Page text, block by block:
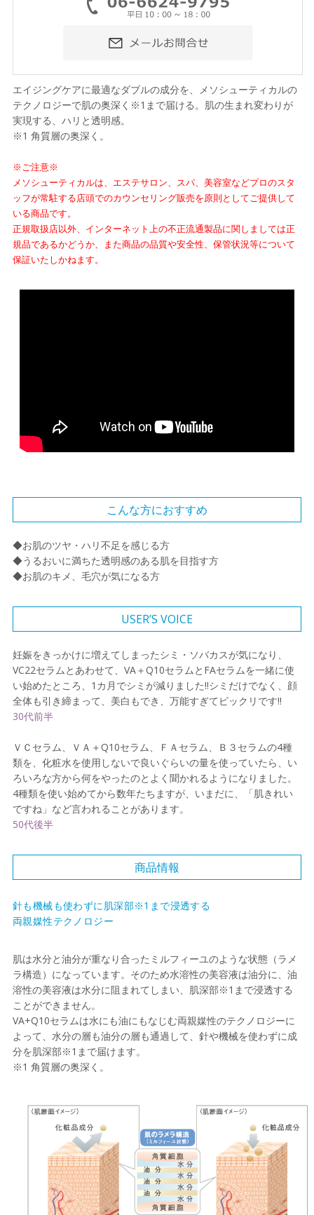
エイジングケアに最適なダブルの成分を、メソシューティカルの
テクノロジーで肌の奥深く※1まで届ける。肌の生まれ変わりが
実現する、ハリと透明感。
※1 角質層の奥深く。
※ご注意※
メソシューティカルは、エステサロン、スパ、美容室などプロのスタ
ッフが常駐する店頭でのカウンセリング販売を原則としてご提供して
いる商品です。
正規取扱店以外、インターネット上の不正流通製品に関しましては正
規品であるかどうか、また商品の品質や安全性、保管状況等について
保証いたしかねます。
こんな方におすすめ
◆お肌のツヤ・ハリ不足を感じる方
◆うるおいに満ちた透明感のある肌を目指す方
◆お肌のキメ、毛穴が気になる方
USER’S VOICE
妊娠をきっかけに増えてしまったシミ・ソバカスが気になり、
VC22セラムとあわせて、VA＋Q10セラムとFAセラムを一緒に使
い始めたところ、1カ月でシミが減りました‼シミだけでなく、顔
全体も引き締まって、美白もでき、万能すぎてビックリです‼
30代前半
ＶＣセラム、ＶＡ＋Q10セラム、ＦＡセラム、Ｂ３セラムの4種
類を、化粧水を使用しないで良いぐらいの量を使っていたら、い
ろいろな方から何をやったのとよく聞かれるようになりました。
4種類を使い始めてから数年たちますが、いまだに、「肌きれい
ですね」など言われることがあります。
50代後半
商品情報
針も機械も使わずに肌深部※1まで浸透する
両親媒性テクノロジー
肌は水分と油分が重なり合ったミルフィーユのような状態（ラメ
ラ構造）になっています。そのため水溶性の美容液は油分に、油
溶性の美容液は水分に阻まれてしまい、肌深部※1まで浸透する
ことができません。
VA+Q10セラムは水にも油にもなじむ両親媒性のテクノロジーに
よって、水分の層も油分の層も通過して、針や機械を使わずに成
分を肌深部※1まで届けます。
※1 角質層の奥深く。